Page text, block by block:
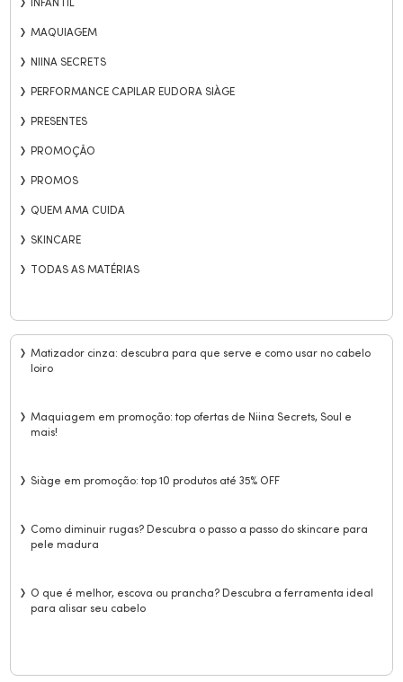
MAQUIAGEM
NIINA SECRETS
PERFORMANCE CAPILAR EUDORA SIÀGE
PRESENTES
PROMOÇÃO
PROMOS
QUEM AMA CUIDA
SKINCARE
TODAS AS MATÉRIAS
Matizador cinza: descubra para que serve e como usar no cabelo
loiro
Maquiagem em promoção: top ofertas de Niina Secrets, Soul e
mais!
Siàge em promoção: top 10 produtos até 35% OFF
Como diminuir rugas? Descubra o passo a passo do skincare para
pele madura
O que é melhor, escova ou prancha? Descubra a ferramenta ideal
para alisar seu cabelo